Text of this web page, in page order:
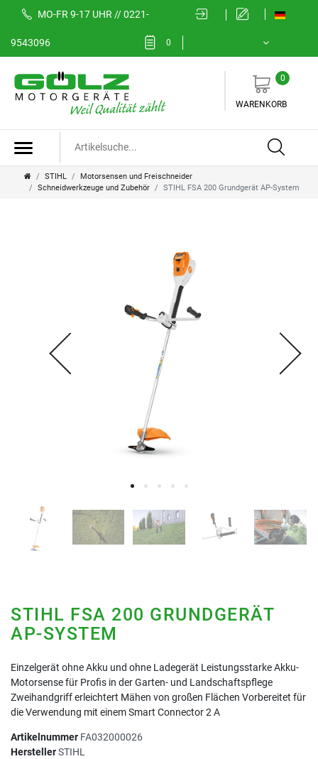
MO-FR 9-17 UHR // 0221-
9543096 0
0
WARENKORB
STIHL
Motorsensen und Freischneider
Schneidwerkzeuge und Zubehör
STIHL FSA 200 Grundgerät AP-System
STIHL FSA 200 GRUNDGERÄT
AP-SYSTEM
Einzelgerät ohne Akku und ohne Ladegerät Leistungsstarke Akku-
Motorsense für Profis in der Garten- und Landschaftspflege
Zweihandgriff erleichtert Mähen von großen Flächen Vorbereitet für
die Verwendung mit einem Smart Connector 2 A
Artikelnummer FA032000026
HerstellerSTIHL